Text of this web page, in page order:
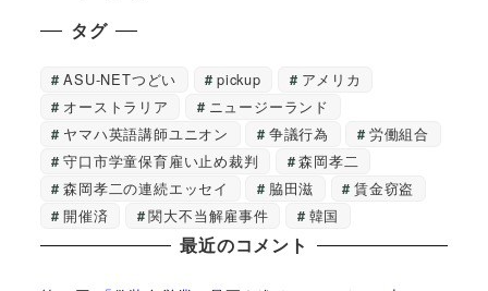
タグ
ASU-NETつどい pickup
アメリカ
オーストラリア
ニュージーランド
ヤマハ英語講師ユニオン
争議行為
労働組合
守口市学童保育雇い止め裁判
森岡孝二
森岡孝二の連続エッセイ
脇田滋
賃金窃盗
開催済
関大不当解雇事件 韓国
最近のコメント